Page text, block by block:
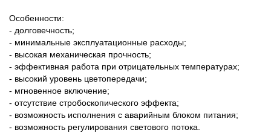
Особенности:
- долговечность;
- минимальные эксплуатационные расходы;
- высокая механическая прочность;
- эффективная работа при отрицательных температурах;
- высокий уровень цветопередачи;
- мгновенное включение;
- отсутствие стробоскопического эффекта;
- возможность исполнения с аварийным блоком питания;
- возможность регулирования светового потока.